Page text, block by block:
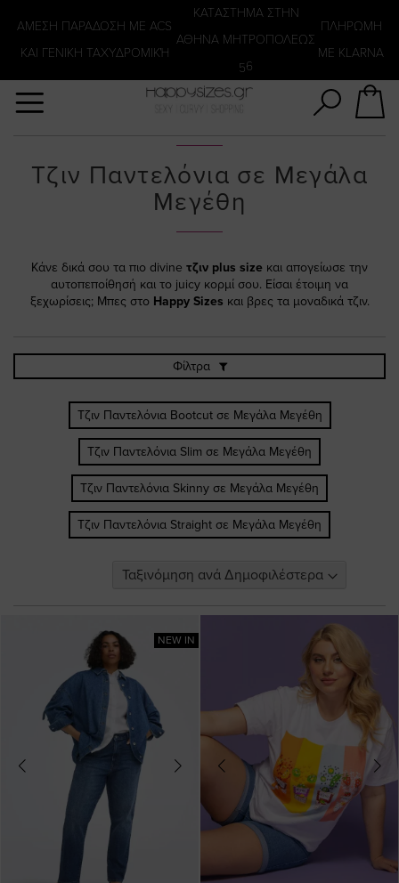
ΑΜΕΣΗ ΠΑΡΑΔΟΣΗ ΜΕ ACS
ΚΑΙ ΓΕΝΙΚΗ ΤΑΧΥΔΡΟΜΙΚΉ
KATΑΣΤΗΜΑ ΣΤΗΝ
ΑΘΗΝΑ ΜΗΤΡΟΠΟΛΕΩΣ
56
ΠΛΗΡΩΜΗ
ΜΕ KLARNA
Τζιν Παντελόνια σε Μεγάλα
Μεγέθη
Κάνε δικά σου τα πιο divine τζιν plus size και απογείωσε την
αυτοπεποίθησή και το juicy κορμί σου. Είσαι έτοιμη να
ξεχωρίσεις; Μπες στο Happy Sizes και βρες τα μοναδικά τζιν.
Φίλτρα
Τζιν Παντελόνια Bootcut σε Μεγάλα Μεγέθη
Τζιν Παντελόνια Slim σε Μεγάλα Μεγέθη
Τζιν Παντελόνια Skinny σε Μεγάλα Μεγέθη
Τζιν Παντελόνια Straight σε Μεγάλα Μεγέθη
NEW IN
Αναζήτηση